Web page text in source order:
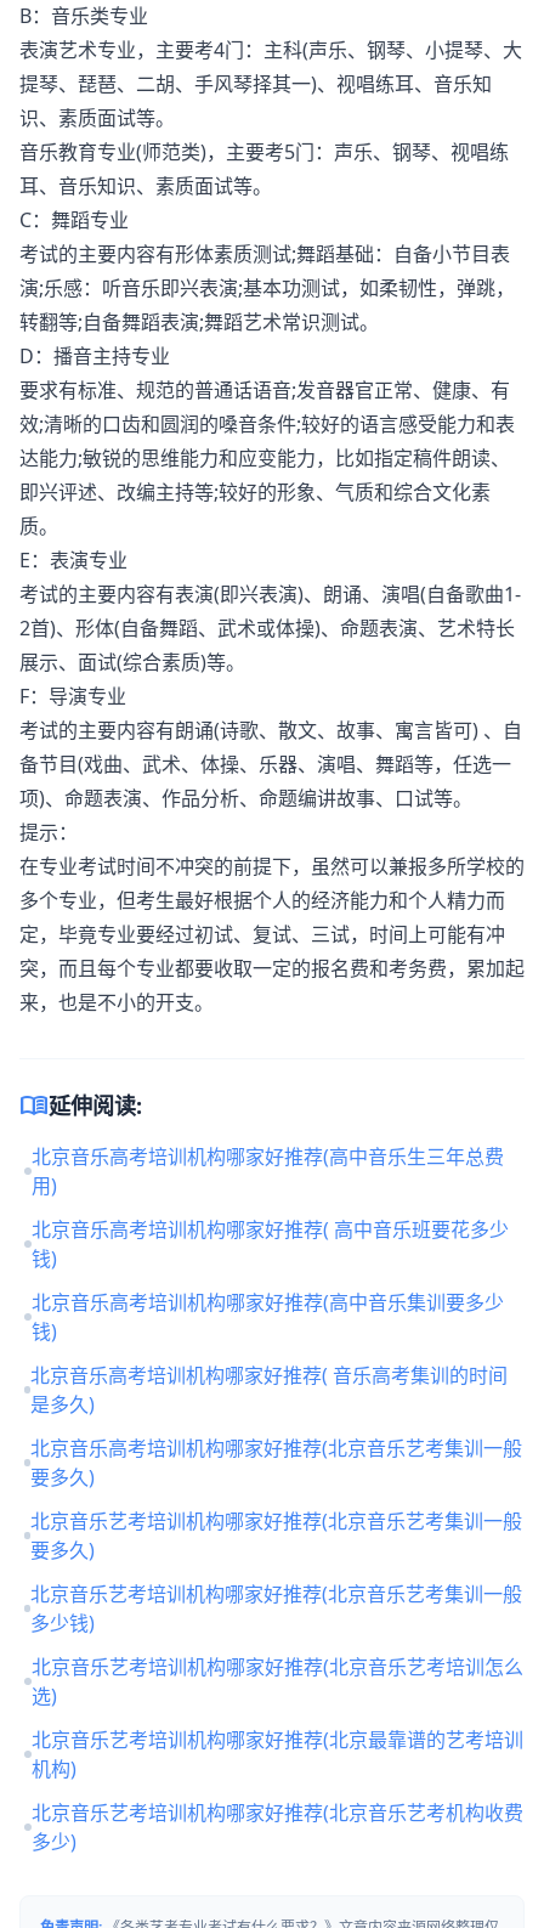
B：音乐类专业
表演艺术专业，主要考4门：主科(声乐、钢琴、小提琴、大
提琴、琵琶、二胡、手风琴择其一)、视唱练耳、音乐知
识、素质面试等。
音乐教育专业(师范类)，主要考5门：声乐、钢琴、视唱练
耳、音乐知识、素质面试等。
C：舞蹈专业
考试的主要内容有形体素质测试;舞蹈基础：自备小节目表
演;乐感：听音乐即兴表演;基本功测试，如柔韧性，弹跳，
转翻等;自备舞蹈表演;舞蹈艺术常识测试。
D：播音主持专业
要求有标准、规范的普通话语音;发音器官正常、健康、有
效;清晰的口齿和圆润的嗓音条件;较好的语言感受能力和表
达能力;敏锐的思维能力和应变能力，比如指定稿件朗读、
即兴评述、改编主持等;较好的形象、气质和综合文化素
质。
E：表演专业
考试的主要内容有表演(即兴表演)、朗诵、演唱(自备歌曲1-
2首)、形体(自备舞蹈、武术或体操)、命题表演、艺术特长
展示、面试(综合素质)等。
F：导演专业
考试的主要内容有朗诵(诗歌、散文、故事、寓言皆可) 、自
备节目(戏曲、武术、体操、乐器、演唱、舞蹈等，任选一
项)、命题表演、作品分析、命题编讲故事、口试等。
提示：
在专业考试时间不冲突的前提下，虽然可以兼报多所学校的
多个专业，但考生最好根据个人的经济能力和个人精力而
定，毕竟专业要经过初试、复试、三试，时间上可能有冲
突，而且每个专业都要收取一定的报名费和考务费，累加起
来，也是不小的开支。
menu_book延伸阅读:
北京音乐高考培训机构哪家好推荐(高中音乐生三年总费
用)
北京音乐高考培训机构哪家好推荐( 高中音乐班要花多少
钱)
北京音乐高考培训机构哪家好推荐(高中音乐集训要多少
钱)
北京音乐高考培训机构哪家好推荐( 音乐高考集训的时间
是多久)
北京音乐高考培训机构哪家好推荐(北京音乐艺考集训一般
要多久)
北京音乐艺考培训机构哪家好推荐(北京音乐艺考集训一般
要多久)
北京音乐艺考培训机构哪家好推荐(北京音乐艺考集训一般
多少钱)
北京音乐艺考培训机构哪家好推荐(北京音乐艺考培训怎么
选)
北京音乐艺考培训机构哪家好推荐(北京最靠谱的艺考培训
机构)
北京音乐艺考培训机构哪家好推荐(北京音乐艺考机构收费
多少)